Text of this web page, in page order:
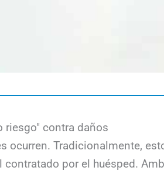
riesgo" contra daños
ocurren. Tradicionalmente,
por el huésped.